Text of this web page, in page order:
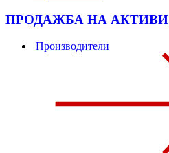
ПРОДАЖБА НА АКТИВИ
Производители